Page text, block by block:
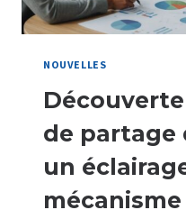
NOUVELLES
de partage
un
mécanisme